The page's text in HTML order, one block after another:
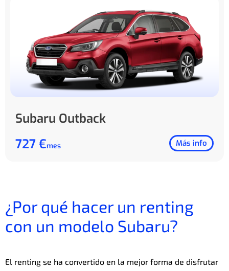
Subaru Outback
727 €mes Más info
¿Por qué hacer un renting
con un modelo Subaru?
El renting se ha convertido en la mejor forma de disfrutar